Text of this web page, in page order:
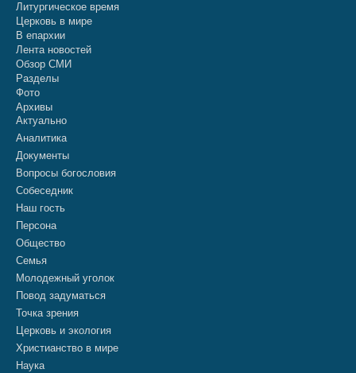
Литургическое время
Церковь в мире
В епархии
Лента новостей
Обзор СМИ
Разделы
Фото
Архивы
Актуально
Аналитика
Документы
Вопросы богословия
Собеседник
Наш гость
Персона
Общество
Семья
Молодежный уголок
Повод задуматься
Точка зрения
Церковь и экология
Христианство в мире
Наука